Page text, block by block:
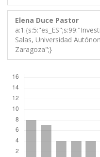
Elena Duce Pastor
Salas, Universidad
Zaragoza";}